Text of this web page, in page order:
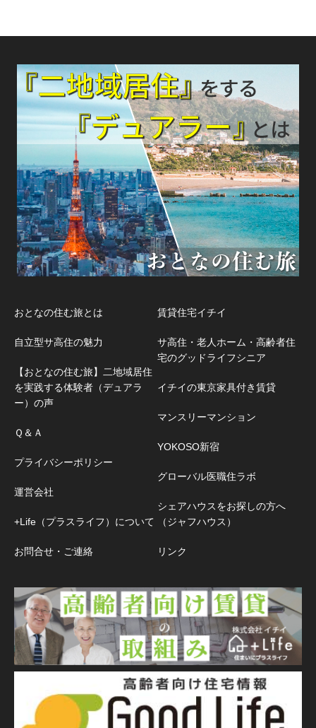
おとなの住む旅とは
自立型サ高住の魅力
【おとなの住む旅】二地域居住
を実践する体験者（デュアラ
ー）の声
Ｑ＆Ａ
プライバシーポリシー
運営会社
+Life（プラスライフ）について
お問合せ・ご連絡
賃貸住宅イチイ
サ高住・老人ホーム・高齢者住
宅のグッドライフシニア
イチイの東京家具付き賃貸
マンスリーマンション
YOKOSO新宿
グローバル医職住ラボ
シェアハウスをお探しの方へ
（ジャフハウス）
リンク